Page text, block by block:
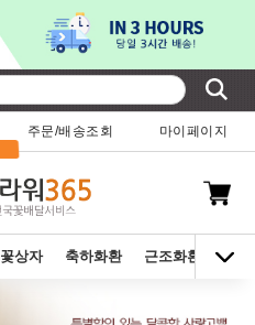
주문/배송조회 마이페이지
꽃상자 축하화환 근조화환 동양